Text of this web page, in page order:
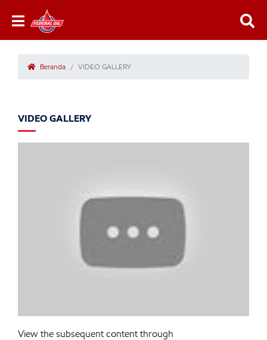
Beranda VIDEO GALLERY
VIDEO GALLERY
View the subsequent content through